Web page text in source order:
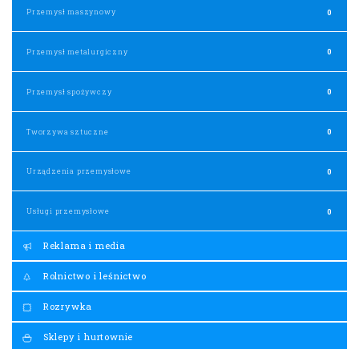
Przemysł maszynowy 0
Przemysł metalurgiczny 0
Przemysł spożywczy 0
Tworzywa sztuczne 0
Urządzenia przemysłowe 0
Usługi przemysłowe 0
Reklama i media
Rolnictwo i leśnictwo
Rozrywka
Sklepy i hurtownie